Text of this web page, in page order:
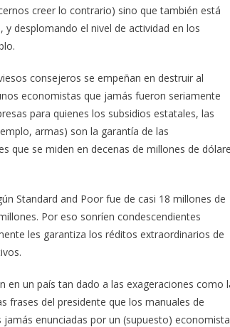
creer lo contrario) sino que también está
desplomando el nivel de actividad en los
consejeros se empeñan en destruir al
economistas que jamás fueron seriamente
para quienes los subsidios estatales, las
armas) son la garantía de las
que se miden en decenas de millones de
Standard and Poor fue de casi 18 millones de
Por eso sonríen condescendientes
les garantiza los réditos extraordinarios de
un país tan dado a las exageraciones como
frases del presidente que los manuales de
enunciadas por un (supuesto) economista